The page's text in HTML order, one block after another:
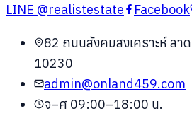
LINE @realistestate Facebook
82 ถนนสังคมสงเคราะห์ ลา
10230
admin@onland459.com
จ–ศ 09:00–18:00 น.